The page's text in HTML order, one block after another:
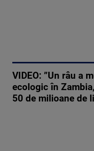
VIDEO: ”Un râu a
ecologic în
50 de milioane de